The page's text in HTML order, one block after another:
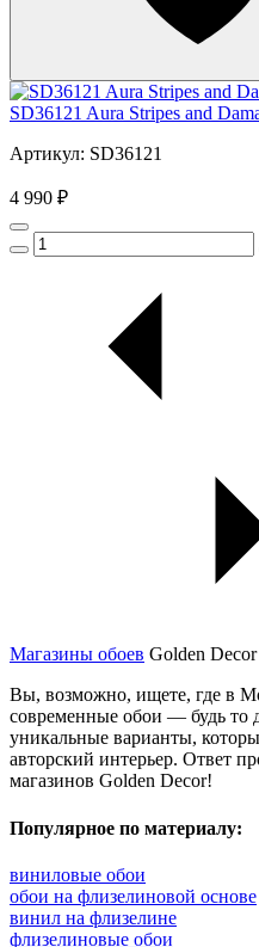
SD36121 Aura Stripes and
Артикул: SD36121
4 990 ₽
Магазины обоев Golden
Вы, возможно, ищете, где в
современные обои — будь то
уникальные варианты,
авторский интерьер. Ответ
магазинов Golden Decor!
Популярное по материалу:
виниловые обои
обои на флизелиновой основе
винил на флизелине
флизелиновые обои